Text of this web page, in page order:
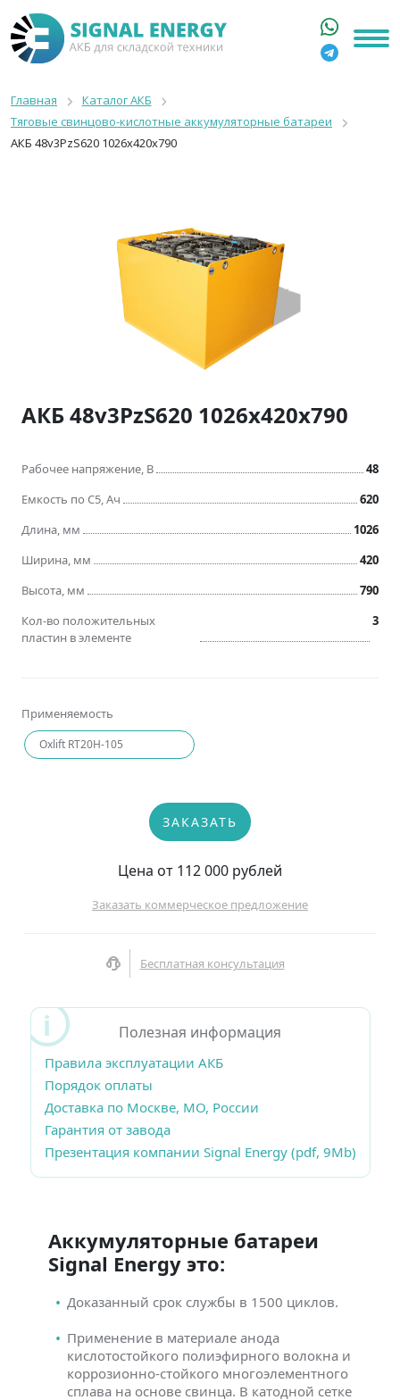
КАТАЛОГ
АРЕНДА АКБ
О КОМПАНИИ
+7 916 316 3333
8 800 550 44 77
info@signalenergy.ru
Главная
Каталог АКБ
Тяговые свинцово-кислотные аккумуляторные батареи
АКБ 48v3PzS620 1026x420x790
АКБ 48v3PzS620 1026x420x790
Рабочее напряжение, В
48
Емкость по C5, Ач
620
Длина, мм
1026
Ширина, мм
420
Высота, мм
790
Применяемость
Oxlift RT20H-105
Кол-во положительных
пластин в элементе
3
ЗАКАЗАТЬ
Цена от 112 000 рублей
Заказать коммерческое предложение
Бесплатная консультация
Полезная информация
Правила эксплуатации АКБ
Порядок оплаты
Доставка по Москве, МО, России
Гарантия от завода
Презентация компании Signal Energy (pdf, 9Mb)
Аккумуляторные батареи
Signal Energy это:
Доказанный срок службы в 1500 циклов.
Применение в материале анода
кислотостойкого полиэфирного волокна и
коррозионно-стойкого многоэлементного
сплава на основе свинца. В катодной сетке